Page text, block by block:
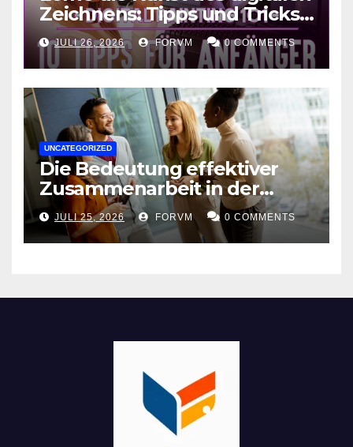
Zeichnens: Tipps und Tricks
für kreative Ausdruckskunst
JULI 26, 2026 FORVM 0 COMMENTS
UNCATEGORIZED
Die Bedeutung effektiver
Zusammenarbeit in der
Arbeitswelt
JULI 25, 2026 FORVM 0 COMMENTS